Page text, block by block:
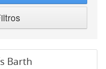
Barth